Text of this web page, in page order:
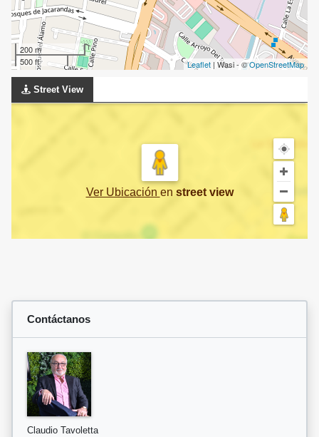
200 m
500 ft
Leaflet | Wasi - ©OpenStreetMap
Street View
Ver Ubicación en street view
Contáctanos
Claudio Tavoletta